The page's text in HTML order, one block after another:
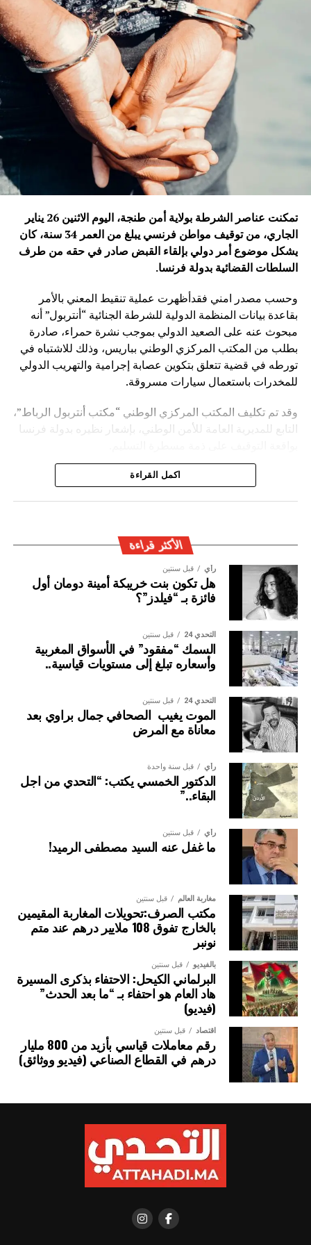
تمكنت عناصر الشرطة بولاية أمن طنجة، اليوم الاثنين 26 يناير
الجاري، من توقيف مواطن فرنسي يبلغ من العمر 34 سنة، كان
يشكل موضوع أمر دولي بإلقاء القبض صادر في حقه من طرف
السلطات القضائية بدولة فرنسا.
وحسب مصدر امني فقدأظهرت عملية تنقيط المعني بالأمر
بقاعدة بيانات المنظمة الدولية للشرطة الجنائية “أنتربول” أنه
مبحوث عنه على الصعيد الدولي بموجب نشرة حمراء، صادرة
بطلب من المكتب المركزي الوطني بباريس، وذلك للاشتباه في
تورطه في قضية تتعلق بتكوين عصابة إجرامية والتهريب الدولي
للمخدرات باستعمال سيارات مسروقة.
وقد تم تكليف المكتب المركزي الوطني “مكتب أنتربول الرباط”،
التابع للمديرية العامة للأمن الوطني، بإشعار نظيره بدولة فرنسا
ويأتي توقيف المشتبه به في سياق التزام المصالح الأمنية
المغربية بتفعيل آليات التعاون الأمني الدولي، خصوصا ملاحقة
اكمل القراءة
الأكثر قراءة
رأي قبل سنتين
هل تكون بنت خريبكة أمينة دومان أول
فائزة بـ “فيلدز”؟
التحدي 24 قبل سنتين
السمك “مفقود” في الأسواق المغربية
وأسعاره تبلغ إلى مستويات قياسية..
التحدي 24 قبل سنتين
الموت يغيب الصحافي جمال براوي بعد
معاناة مع المرض
رأي قبل سنة واحدة
الدكتور الخمسي يكتب: “التحدي من اجل
البقاء..”
رأي قبل سنتين
ما غفل عنه السيد مصطفى الرميد!
مغاربة العالم قبل سنتين
مكتب الصرف:تحويلات المغاربة المقيمين
بالخارج تفوق 108 ملايير درهم عند متم
نونبر
بالفيديو قبل سنتين
البرلماني الكيحل: الاحتفاء بذكرى المسيرة
هاد العام هو احتفاء بـ “ما بعد الحدث”
(فيديو)
اقتصاد قبل سنتين
رقم معاملات قياسي بأزيد من 800 مليار
درهم في القطاع الصناعي (فيديو ووثائق)